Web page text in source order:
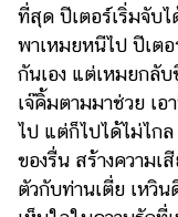
ที่สุด ปีเตอร์เริ่มจับ
พาเหมยหนีไป ปีเต
กันเอง แต่เหมยกลั
เจ๊คิ้มตามมาช่วย เ
ไป แต่ก็ไปได้ไม่ไก
ของรื่น สร้างความเ
ตัวกับท่านเตี่ย เหวิ